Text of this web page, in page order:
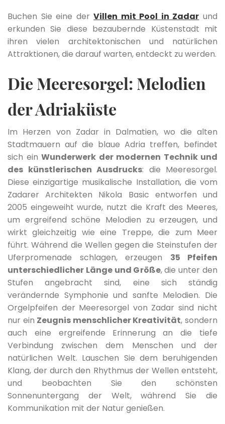
Buchen Sie eine derVillen mit Pool in Zadar und
erkunden Sie diese bezaubernde Küstenstadt mit
ihren vielen architektonischen und natürlichen
Attraktionen, die darauf warten, entdeckt zu werden.
Die Meeresorgel: Melodien
der Adriaküste
Im Herzen von Zadar in Dalmatien, wo die alten
Stadtmauern auf die blaue Adria treffen, befindet
sich ein Wunderwerk der modernen Technik und
des künstlerischen Ausdrucks: die Meeresorgel.
Diese einzigartige musikalische Installation, die vom
Zadarer Architekten Nikola Basic entworfen und
2005 eingeweiht wurde, nutzt die Kraft des Meeres,
um ergreifend schöne Melodien zu erzeugen, und
wirkt gleichzeitig wie eine Treppe, die zum Meer
führt. Während die Wellen gegen die Steinstufen der
Uferpromenade schlagen, erzeugen 35 Pfeifen
unterschiedlicher Länge und Größe, die unter den
Stufen angebracht sind, eine sich ständig
verändernde Symphonie und sanfte Melodien. Die
Orgelpfeifen der Meeresorgel von Zadar sind nicht
nur ein Zeugnis menschlicher Kreativität, sondern
auch eine ergreifende Erinnerung an die tiefe
Verbindung zwischen dem Menschen und der
natürlichen Welt. Lauschen Sie dem beruhigenden
Klang, der durch den Rhythmus der Wellen entsteht,
und beobachten Sie den schönsten
Sonnenuntergang der Welt, während Sie die
Kommunikation mit der Natur genießen.